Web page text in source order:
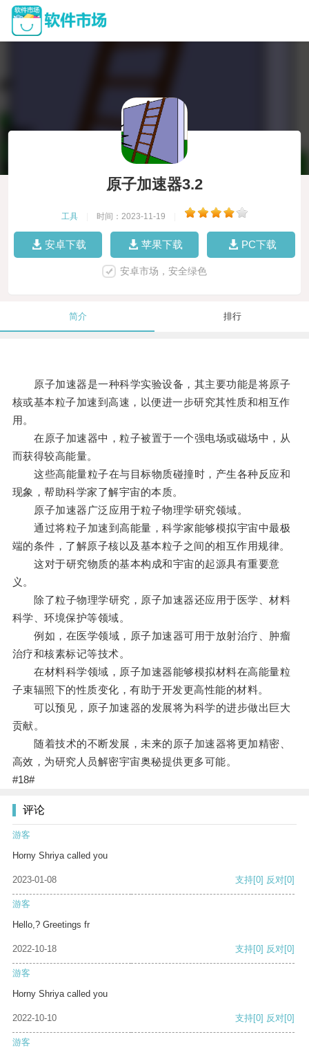
原子加速器3.2
工具 时间：2023-11-19
安卓下载 苹果下载 PC下载
安卓市场，安全绿色
简介 排行
原子加速器是一种科学实验设备，其主要功能是将原子
核或基本粒子加速到高速，以便进一步研究其性质和相互作
用。
在原子加速器中，粒子被置于一个强电场或磁场中，从
而获得较高能量。
这些高能量粒子在与目标物质碰撞时，产生各种反应和
现象，帮助科学家了解宇宙的本质。
原子加速器广泛应用于粒子物理学研究领域。
通过将粒子加速到高能量，科学家能够模拟宇宙中最极
端的条件，了解原子核以及基本粒子之间的相互作用规律。
这对于研究物质的基本构成和宇宙的起源具有重要意
义。
除了粒子物理学研究，原子加速器还应用于医学、材料
科学、环境保护等领域。
例如，在医学领域，原子加速器可用于放射治疗、肿瘤
治疗和核素标记等技术。
在材料科学领域，原子加速器能够模拟材料在高能量粒
子束辐照下的性质变化，有助于开发更高性能的材料。
可以预见，原子加速器的发展将为科学的进步做出巨大
贡献。
随着技术的不断发展，未来的原子加速器将更加精密、
高效，为研究人员解密宇宙奥秘提供更多可能。
#18#
评论
游客
Horny Shriya called you
2023-01-08 支持[0] 反对[0]
游客
Hello,? Greetings fr
2022-10-18 支持[0] 反对[0]
游客
Horny Shriya called you
2022-10-10 支持[0] 反对[0]
游客